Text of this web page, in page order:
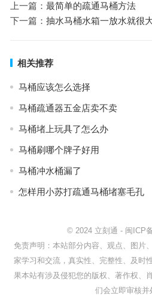
上一篇： 最简单的疏通马桶方法
下一篇： 抽水马桶水箱一放水就很
相关推荐
马桶应该怎么选择
马桶疏通器五金店卖不卖
马桶堵上玩具了怎么办
马桶刷哪个牌子好用
马桶冲水桶漏了
怎样用小苏打疏通马桶堵塞毛孔
© 2024 立刻通 - 闽ICP
免责声明：本站部分内容、观点、图片
家学习和交流，真实性、完整性、及时
果本站有涉及侵犯您的版权、著作权、
们会立即审核并